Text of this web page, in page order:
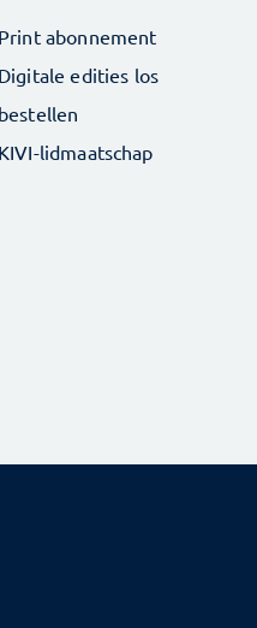
Print abonnement
Digitale edities los
bestellen
KIVI-lidmaatschap